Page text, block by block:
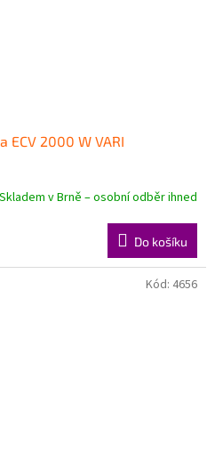
ECV 2000 W VARI
Skladem v Brně – osobní odběr ihned
Do košíku
Kód: 4656